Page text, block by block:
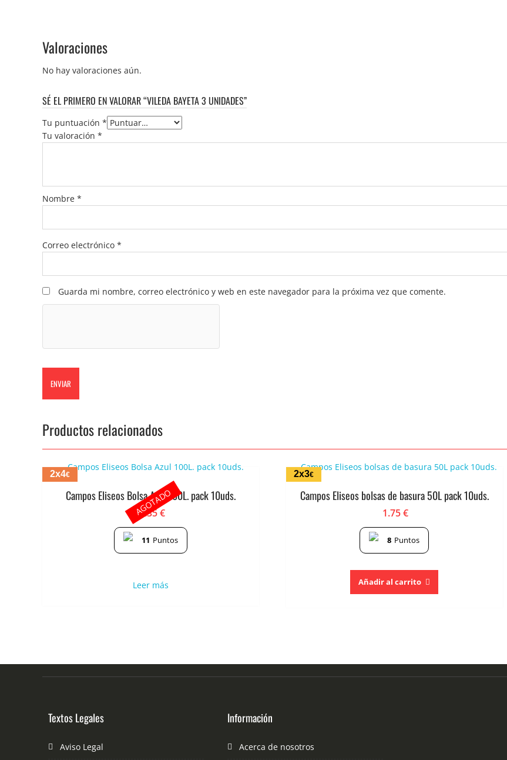
Valoraciones
No hay valoraciones aún.
SÉ EL PRIMERO EN VALORAR “VILEDA BAYETA 3 UNIDADES”
Tu puntuación *
Tu valoración *
Nombre *
Correo electrónico *
Guarda mi nombre, correo electrónico y web en este navegador para la próxima vez que comente.
Productos relacionados
2x4€
Campos Eliseos Bolsa Azul 100L. pack 10uds.
2.35€
11 Puntos
Leer más
AGOTADO
2x3€
Campos Eliseos bolsas de basura 50L pack 10uds.
1.75€
8 Puntos
Añadir al carrito
Textos Legales
Aviso Legal
Información
Acerca de nosotros